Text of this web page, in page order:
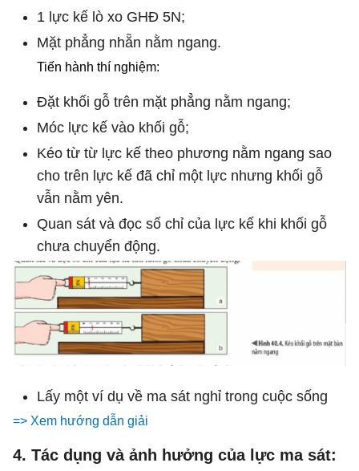
1 lực kế lò xo GHĐ 5N;
Mặt phẳng nhẵn nằm ngang.
Tiến hành thí nghiệm:
Đặt khối gỗ trên mặt phẳng nằm ngang;
Móc lực kế vào khối gỗ;
Kéo từ từ lực kế theo phương nằm ngang sao
cho trên lực kế đã chỉ một lực nhưng khối gỗ
vẫn nằm yên.
Quan sát và đọc số chỉ của lực kế khi khối gỗ
chưa chuyển động.
Lấy một ví dụ về ma sát nghỉ trong cuộc sống
=> Xem hướng dẫn giải
4. Tác dụng và ảnh hưởng của lực ma sát: